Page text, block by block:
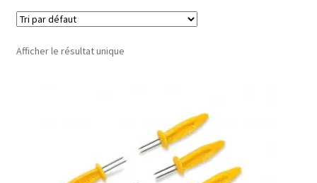
Afficher le résultat unique